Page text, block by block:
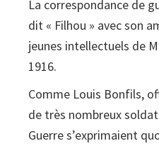
La correspondance de
dit « Filhou » avec son
jeunes intellectuels de
1916.
Comme Louis Bonfils,
de très nombreux
Guerre s’exprimaient